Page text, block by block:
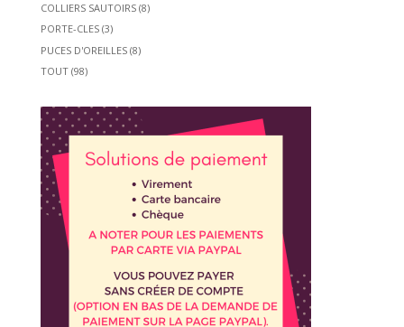
COLLIERS SAUTOIRS (8)
PORTE-CLES (3)
PUCES D'OREILLES (8)
TOUT (98)